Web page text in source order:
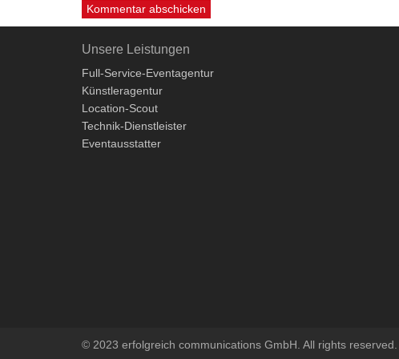
Unsere Leistungen
Full-Service-Eventagentur
Künstleragentur
Location-Scout
Technik-Dienstleister
Eventausstatter
© 2023 erfolgreich communications GmbH. All rights reserved.